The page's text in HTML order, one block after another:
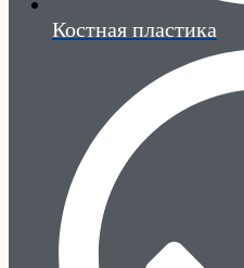
Костная пластика